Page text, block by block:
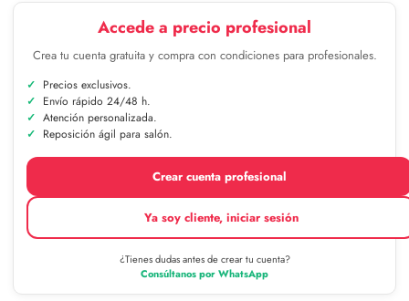
Accede a precio profesional
Crea tu cuenta gratuita y compra con condiciones para profesionales.
Precios exclusivos.
Envío rápido 24/48 h.
Atención personalizada.
Reposición ágil para salón.
Crear cuenta profesional
Ya soy cliente, iniciar sesión
¿Tienes dudas antes de crear tu cuenta?
Consúltanos por WhatsApp